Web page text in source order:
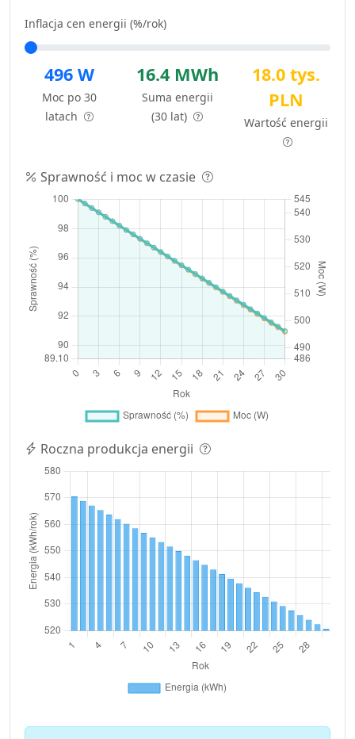
Inflacja cen energii (%/rok)
496 W
Moc po 30
latach
16.4 MWh
Suma energii
(30 lat)
18.0 tys.
PLN
Wartość energii
Sprawność i moc w czasie
Roczna produkcja energii